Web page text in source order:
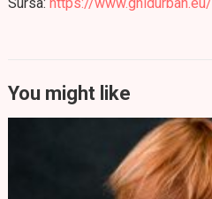
You might like